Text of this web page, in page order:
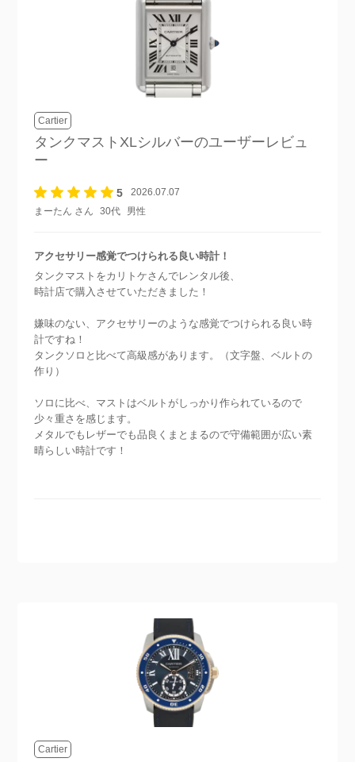
Cartier
タンクマストXLシルバーのユーザーレビュ
ー
5
2026.07.07
まーたん さん
30代 男性
アクセサリー感覚でつけられる良い時計！
タンクマストをカリトケさんでレンタル後、
時計店で購入させていただきました！
嫌味のない、アクセサリーのような感覚でつけられる良い時
計ですね！
タンクソロと比べて高級感があります。（文字盤、ベルトの
作り）
ソロに比べ、マストはベルトがしっかり作られているので
少々重さを感じます。
メタルでもレザーでも品良くまとまるので守備範囲が広い素
晴らしい時計です！
Cartier